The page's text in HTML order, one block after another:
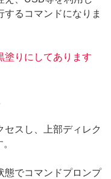
るコマンドになりま
りにしてあります
スし、上部ディレク
態でコマンドプロンプ